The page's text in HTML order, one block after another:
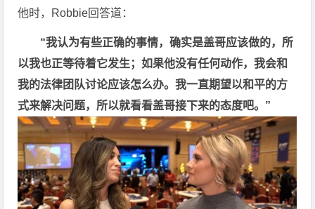
他时，Robbie回答道：
“我认为有些正确的事情，确实是盖哥应该做的，所
以我也正等待着它发生；如果他没有任何动作，我会和
我的法律团队讨论应该怎么办。我一直期望以和平的方
式来解决问题，所以就看看盖哥接下来的态度吧。”